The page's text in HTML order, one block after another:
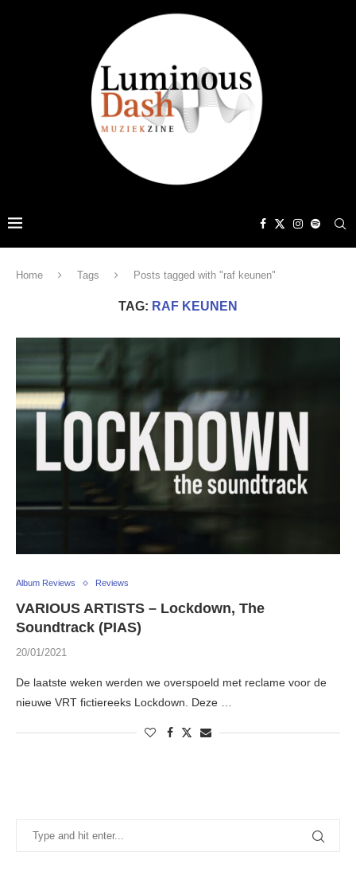
Home Tags Posts tagged with "raf keunen"
TAG: RAF KEUNEN
Album Reviews Reviews
VARIOUS ARTISTS – Lockdown, The
Soundtrack (PIAS)
20/01/2021
De laatste weken werden we overspoeld met reclame voor de
nieuwe VRT fictiereeks Lockdown. Deze …